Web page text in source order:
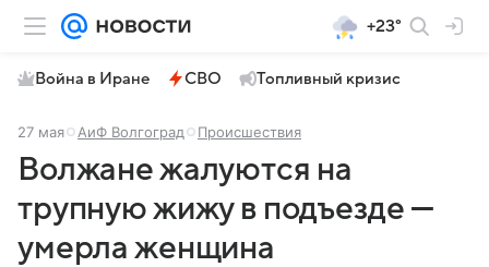
+23°
Война в Иране СВО Топливный кризис
27 мая АиФ Волгоград Происшествия
Волжане жалуются на
трупную жижу в подъезде —
умерла женщина